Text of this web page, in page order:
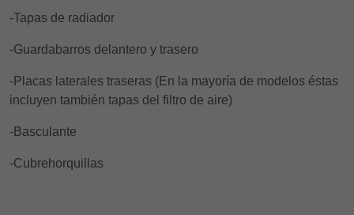
-Tapas de radiador
-Guardabarros delantero y trasero
-Placas laterales traseras (En la mayoría de modelos éstas
incluyen también tapas del filtro de aire)
-Basculante
-Cubrehorquillas